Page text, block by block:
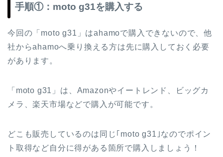
手順①：moto g31を購入する
今回の「moto g31」はahamoで購入できないので、他
社からahamoへ乗り換える方は先に購入しておく必要
があります。
「moto g31」は、Amazonやイートレンド、ビッグカ
メラ、楽天市場などで購入が可能です。
どこも販売しているのは同じ｢moto g31｣なのでポイン
ト取得など自分に得がある箇所で購入しましょう！